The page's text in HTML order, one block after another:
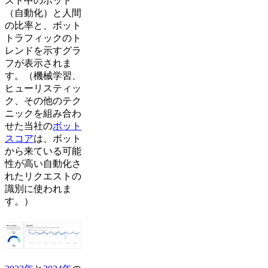
（自動化）と人間
の比率と、ボット
トラフィックのト
レンドを示すグラ
フが表示されま
す。（機械学習、
ヒューリスティッ
ク、その他のテク
ニックを組み合わ
せた当社のボット
スコアは、ボット
から来ている可能
性が高い自動化さ
れたリクエストの
識別に使われま
す。）